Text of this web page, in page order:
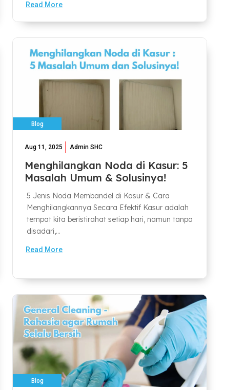
Read More
Blog
Aug 11, 2025 Admin SHC
Menghilangkan Noda di Kasur: 5
Masalah Umum & Solusinya!
5 Jenis Noda Membandel di Kasur & Cara
Menghilangkannya Secara Efektif Kasur adalah
tempat kita beristirahat setiap hari, namun tanpa
disadari,...
Read More
Blog